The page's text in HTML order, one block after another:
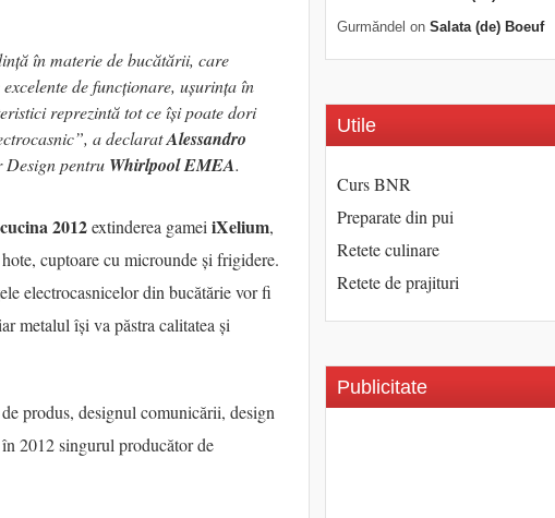
în materie de bucătării, care
de funcționare, ușurința în
reprezintă tot ce își poate dori
a declaratAlessandro
pentru Whirlpool EMEA.
2012extinderea gamei iXelium,
cuptoare cu microunde și frigidere.
electrocasnicelor din bucătărie vor fi
metalul își va păstra calitatea și
produs, designul comunicării, design
2012 singurul producător de
Gurmăndel on Salata (de) Boeuf
Utile
Curs BNR
Preparate din pui
Retete culinare
Retete de prajituri
Publicitate